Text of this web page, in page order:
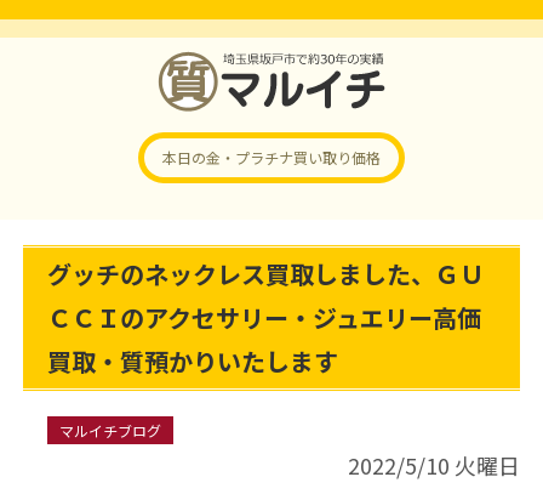
本日の金・プラチナ買い取り価格
グッチのネックレス買取しました、ＧＵ
ＣＣＩのアクセサリー・ジュエリー高価
買取・質預かりいたします
マルイチブログ
2022/5/10 火曜日